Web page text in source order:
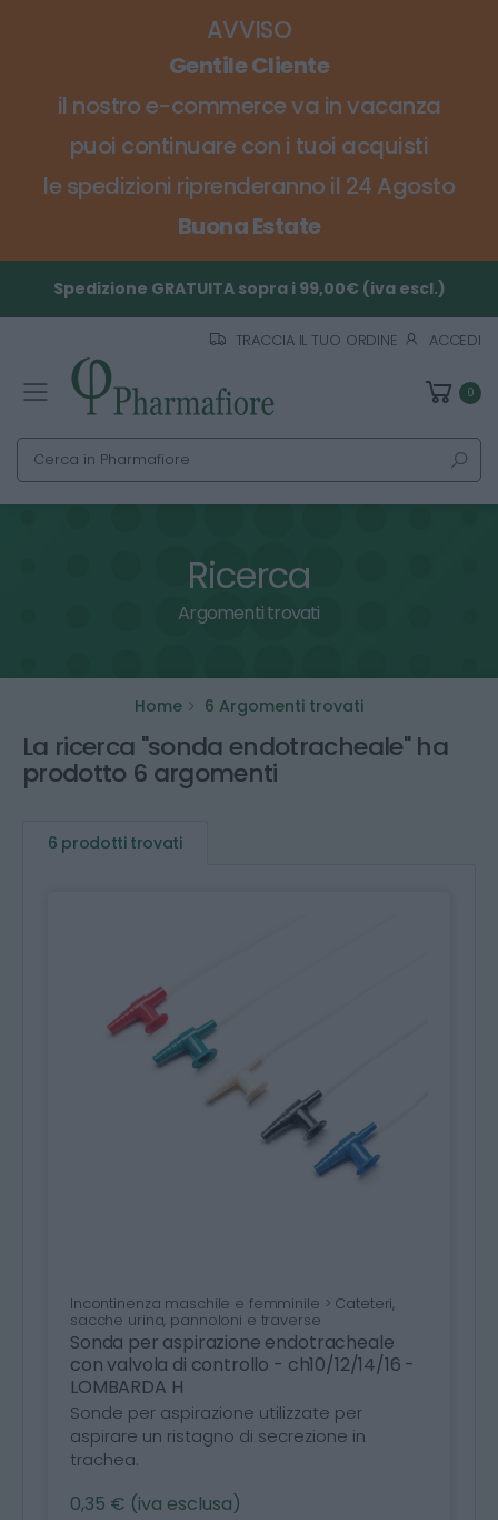
AVVISO
Gentile Cliente
il nostro e-commerce va in vacanza
puoi continuare con i tuoi acquisti
le spedizioni riprenderanno il 24 Agosto
Buona Estate
Spedizione GRATUITA sopra i 99,00€ (iva escl.)
TRACCIA IL TUO ORDINE ACCEDI
Toggle mobile menu 0
Cerca
Ricerca
Argomenti trovati
Home 6 Argomenti trovati
La ricerca "sonda endotracheale" ha
prodotto 6 argomenti
6 prodotti trovati
Incontinenza maschile e femminile > Cateteri,
sacche urina, pannoloni e traverse
Sonda per aspirazione endotracheale
con valvola di controllo - ch10/12/14/16 -
LOMBARDA H
Sonde per aspirazione utilizzate per
aspirare un ristagno di secrezione in
trachea.
0,35 € (iva esclusa)